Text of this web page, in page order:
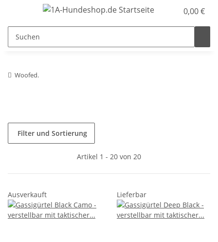
0,00 €
Woofed.
Filter und Sortierung
Artikel 1 - 20 von 20
Ausverkauft Lieferbar